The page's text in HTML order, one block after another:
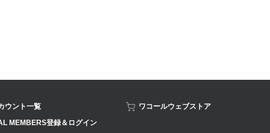
ウント一覧
MEMBERS登録＆ログイン
ワコールウェブストア